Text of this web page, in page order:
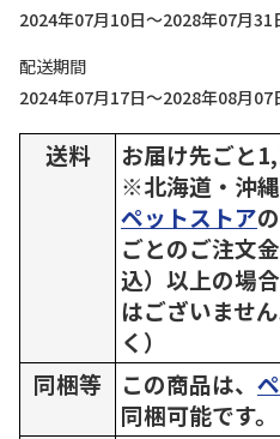
2024年07月10日～2028年07月31
配送期間
2024年07月17日～2028年08月07
送料
お届け先ごと
※北海道・沖縄
ペットストア
ごとのご注文
込）以上の場
はございませ
く）
同梱等
この商品は、
同梱可能です。